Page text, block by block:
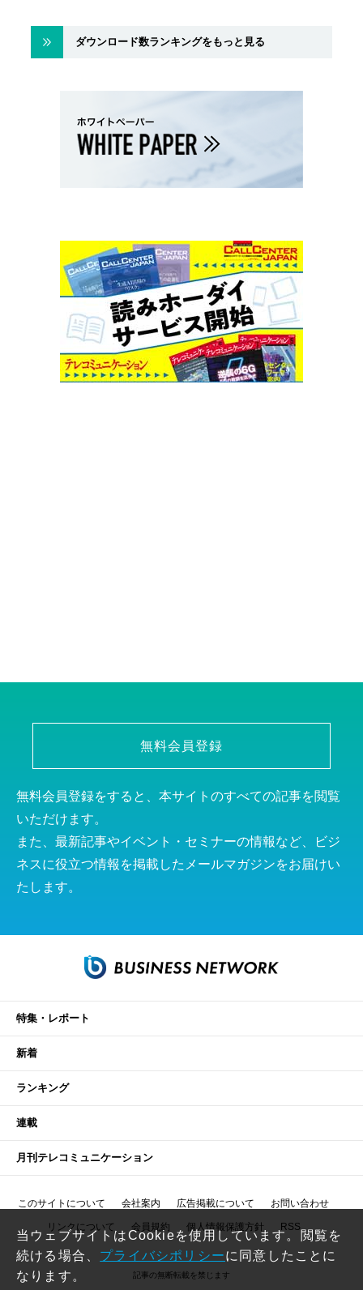
ダウンロード数ランキングをもっと見る
無料会員登録
無料会員登録をすると、本サイトのすべての記事を閲覧
いただけます。
また、最新記事やイベント・セミナーの情報など、ビジ
ネスに役立つ情報を掲載したメールマガジンをお届けい
たします。
特集・レポート
新着
ランキング
連載
月刊テレコミュニケーション
このサイトについて 会社案内 広告掲載について お問い合わせ
リンクについて 会員規約 個人情報保護方針 RSS
記事の無断転載を禁じます
当ウェブサイトはCookieを使用しています。閲覧を
続ける場合、 プライバシポリシーに同意したことに
なります。